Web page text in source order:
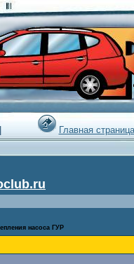
| Главная страница
насоса ГУР